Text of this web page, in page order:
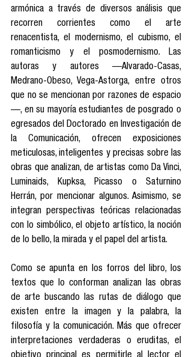
armónica a través de diversos análisis que
recorren corrientes como el arte
renacentista, el modernismo, el cubismo, el
romanticismo y el posmodernismo. Las
autoras y autores —Alvarado-Casas,
Medrano-Obeso, Vega-Astorga, entre otros
que no se mencionan por razones de espacio
—, en su mayoría estudiantes de posgrado o
egresados del Doctorado en Investigación de
la Comunicación, ofrecen exposiciones
meticulosas, inteligentes y precisas sobre las
obras que analizan, de artistas como Da Vinci,
Luminaids, Kupksa, Picasso o Saturnino
Herrán, por mencionar algunos. Asimismo, se
integran perspectivas teóricas relacionadas
con lo simbólico, el objeto artístico, la noción
de lo bello, la mirada y el papel del artista.
Como se apunta en los forros del libro, los
textos que lo conforman analizan las obras
de arte buscando las rutas de diálogo que
existen entre la imagen y la palabra, la
filosofía y la comunicación. Más que ofrecer
interpretaciones verdaderas o eruditas, el